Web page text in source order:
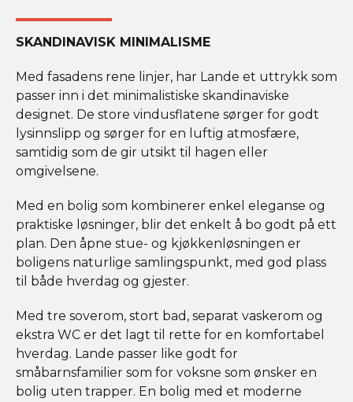
SKANDINAVISK MINIMALISME
Med fasadens rene linjer, har Lande et uttrykk som
passer inn i det minimalistiske skandinaviske
designet. De store vindusflatene sørger for godt
lysinnslipp og sørger for en luftig atmosfære,
samtidig som de gir utsikt til hagen eller
omgivelsene.
Med en bolig som kombinerer enkel eleganse og
praktiske løsninger, blir det enkelt å bo godt på ett
plan. Den åpne stue- og kjøkkenløsningen er
boligens naturlige samlingspunkt, med god plass
til både hverdag og gjester.
Med tre soverom, stort bad, separat vaskerom og
ekstra WC er det lagt til rette for en komfortabel
hverdag. Lande passer like godt for
småbarnsfamilier som for voksne som ønsker en
bolig uten trapper. En bolig med et moderne